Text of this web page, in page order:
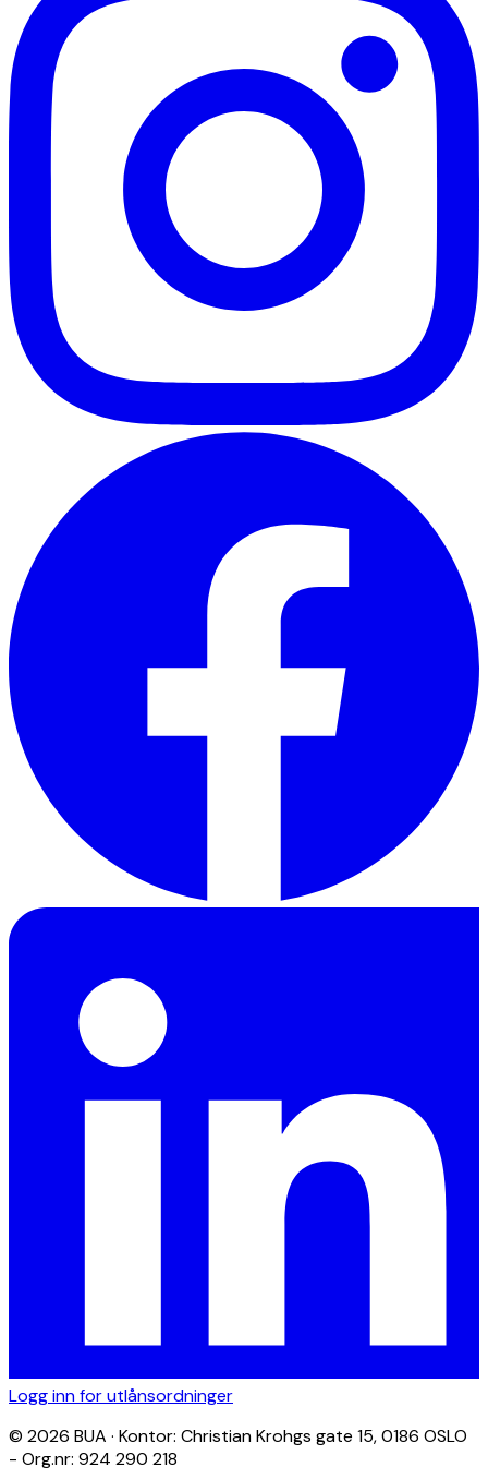
Logg inn for utlånsordninger
© 2026 BUA · Kontor: Christian Krohgs gate 15, 0186 OSLO
- Org.nr: 924 290 218